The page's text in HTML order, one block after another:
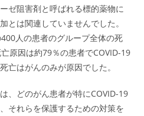
ゼ阻害剤と呼ばれる標的薬物に
とは関連していませんでした。
人の患者のグループ全体の死
原因は約79％の患者でCOVID-19
亡はがんのみが原因でした。
、どのがん患者が特にCOVID-19
それらを保護するための対策を